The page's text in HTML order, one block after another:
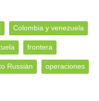
Colombia y venezuela
frontera
Russián operaciones